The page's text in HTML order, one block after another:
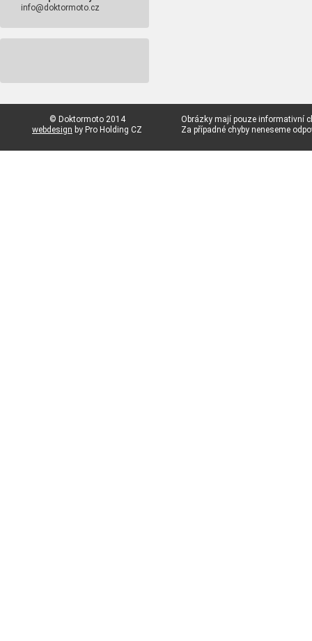
info@doktormoto.cz
© Doktormoto 2014
webdesign by Pro Holding CZ
Obrázky mají pouze informativní
Za případné chyby neneseme